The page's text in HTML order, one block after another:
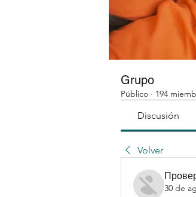
Grupo
Público · 194
Discusión
Volver
30 de